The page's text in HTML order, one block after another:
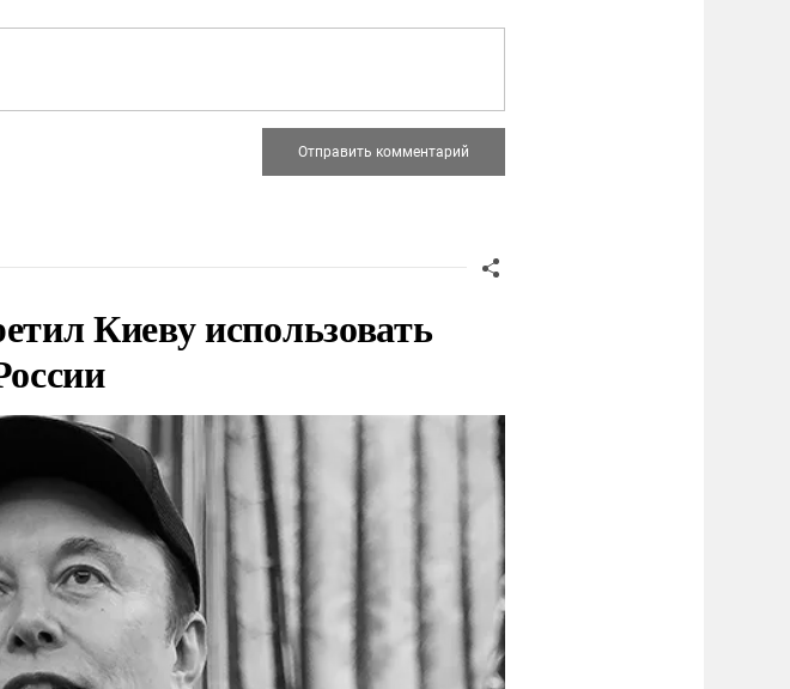
Киеву использовать